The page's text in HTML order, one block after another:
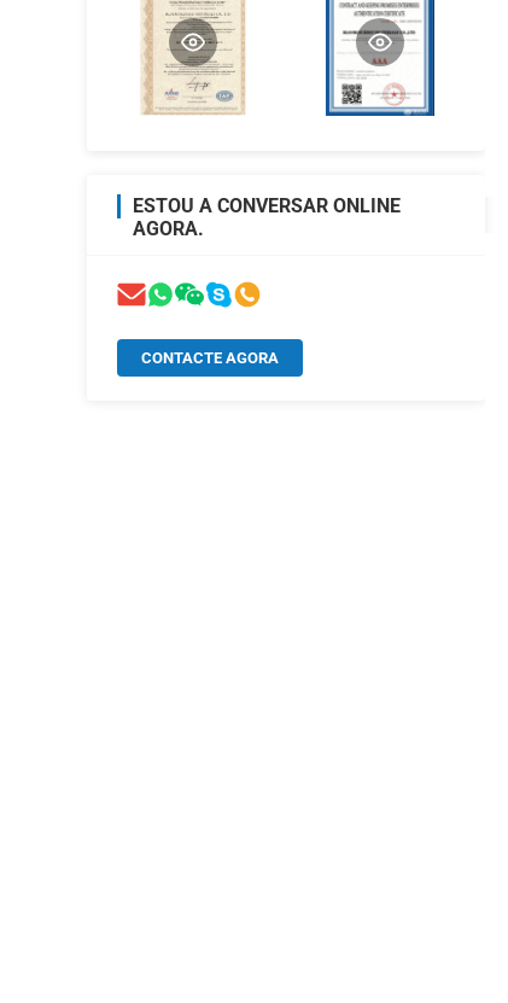
ESTOU A CONVERSAR ONLINE
AGORA.
CONTACTE AGORA